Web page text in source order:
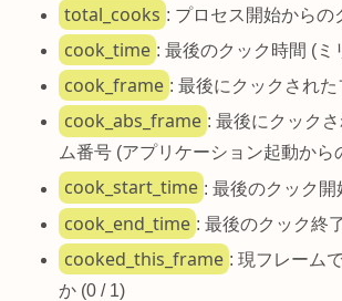
total_cooks : プロセス開始からの
cook_time : 最後のクック時間 (ミ
cook_frame : 最後にクックされ
cook_abs_frame : 最後にクック
ム番号 (アプリケーション起動から
cook_start_time : 最後のクック
cook_end_time : 最後のクック終
cooked_this_frame : 現フレーム
か (0 / 1)